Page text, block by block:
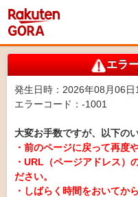
エラ
発生日時：2026年08月06
エラーコード：-1001
大変お手数ですが、以下の
・前のページに戻って再度
・URL（ページアドレス）
ださい。
・しばらく時間をおいてか